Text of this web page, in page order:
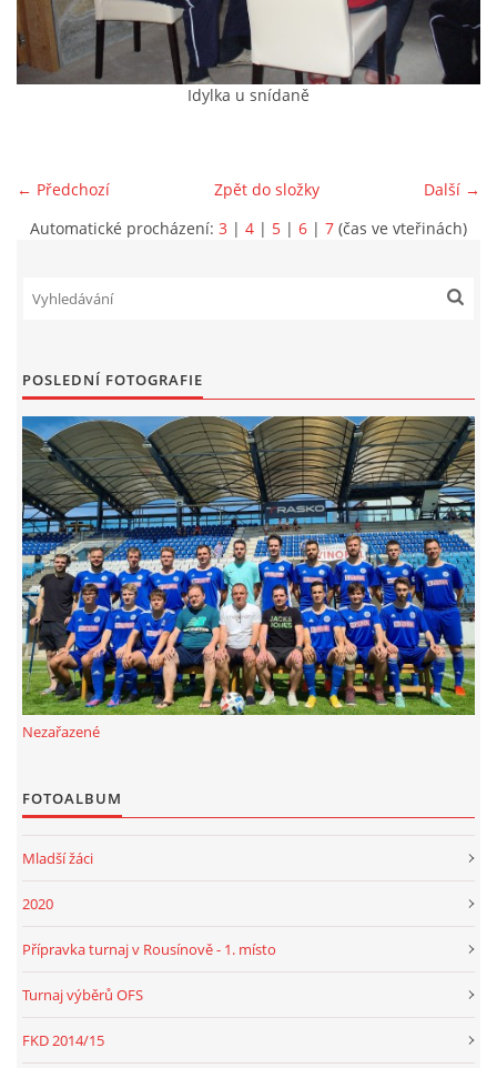
MLADŠÍ ŽÁCI
STARŠÍ PŘÍPRAVKA R 2012 + 2013
PODPORUJÍ NÁŠ KLUB
ARCHÍV
DOTACE
FKD, z.s.
Drnovice 704
68304 Drnovice
ičo 27005305
č.ú. 3227086359 / 0800
Idylka u snídaně
← Předchozí Další →
Zpět do složky
Automatické procházení: 3 | 4 | 5 | 6 | 7 (čas ve vteřinách)
POSLEDNÍ FOTOGRAFIE
Nezařazené
FOTOALBUM
Mladší žáci
2020
Přípravka turnaj v Rousínově - 1. místo
Turnaj výběrů OFS
FKD 2014/15